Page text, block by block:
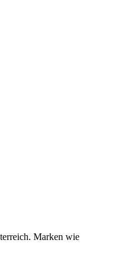
Marken wie